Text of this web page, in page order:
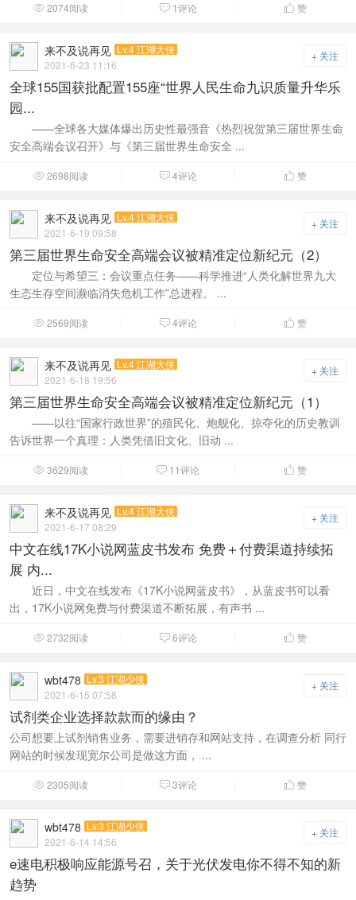
 2074阅读  1评论  赞
+ 关注
来不及说再见 Lv.4 江湖大侠
2021-6-23 11:16
全球155国获批配置155座“世界人民生命九识质量升华乐
园...
——全球各大媒体爆出历史性最强音《热烈祝贺第三届世界生命
安全高端会议召开》与《第三届世界生命安全 ...
 2698阅读  4评论  赞
+ 关注
来不及说再见 Lv.4 江湖大侠
2021-6-19 09:58
第三届世界生命安全高端会议被精准定位新纪元（2）
定位与希望三：会议重点任务——科学推进“人类化解世界九大
生态生存空间濒临消失危机工作”总进程。 ...
 2569阅读  4评论  赞
+ 关注
来不及说再见 Lv.4 江湖大侠
2021-6-18 19:56
第三届世界生命安全高端会议被精准定位新纪元（1）
——以往“国家行政世界”的殖民化、炮舰化、掠夺化的历史教训
告诉世界一个真理：人类凭借旧文化、旧动 ...
 3629阅读  11评论  赞
+ 关注
来不及说再见 Lv.4 江湖大侠
2021-6-17 08:29
中文在线17K小说网蓝皮书发布 免费＋付费渠道持续拓
展 内...
近日，中文在线发布《17K小说网蓝皮书》，从蓝皮书可以看
出，17K小说网免费与付费渠道不断拓展，有声书 ...
 2732阅读  6评论  赞
+ 关注
wbt478 Lv.3 江湖少侠
2021-6-15 07:58
试剂类企业选择款款而的缘由？
公司想要上试剂销售业务，需要进销存和网站支持，在调查分析 同行
网站的时候发现宽尔公司是做这方面， ...
 2305阅读  3评论  赞
+ 关注
wbt478 Lv.3 江湖少侠
2021-6-14 14:56
e速电积极响应能源号召，关于光伏发电你不得不知的新
趋势